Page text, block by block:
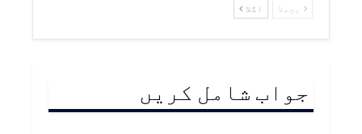
پچھلا اگلا
جواب شامل کریں